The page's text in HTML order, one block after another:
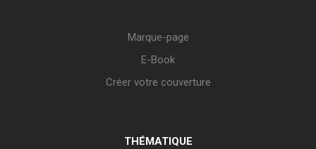
Marque-page
E-Book
Créer votre couverture
THÉMATIQUE